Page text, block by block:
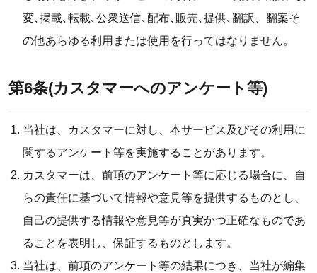
変､掲載､転載､公衆送信､配布､販売､提供､翻訳、翻案そ
の他あらゆる利用または使用を行ってはなりません。
第6条(カスタマーへのアンケート等)
当社は、カスタマーに対し、本サービス及びその利用に
関するアンケート等を実施することがあります。
カスタマーは、前項のアンケート等に応じる場合に、自
らの責任に基づいて情報や意見等を提供するものとし、
自己の提供する情報や意見等が真実かつ正確なものであ
ることを表明し、保証するものとします。
当社は、前項のアンケート等の結果につき、当社が編集